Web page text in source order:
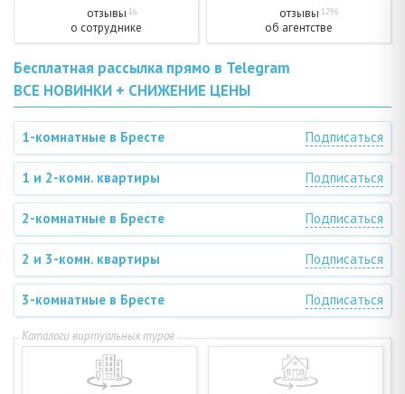
отзывы 16
о сотруднике
отзывы 1296
об агентстве
Бесплатная рассылка прямо в Telegram
ВСЕ НОВИНКИ + СНИЖЕНИЕ ЦЕНЫ
1-комнатные в Бресте Подписаться
1 и 2-комн. квартиры Подписаться
2-комнатные в Бресте Подписаться
2 и 3-комн. квартиры Подписаться
3-комнатные в Бресте Подписаться